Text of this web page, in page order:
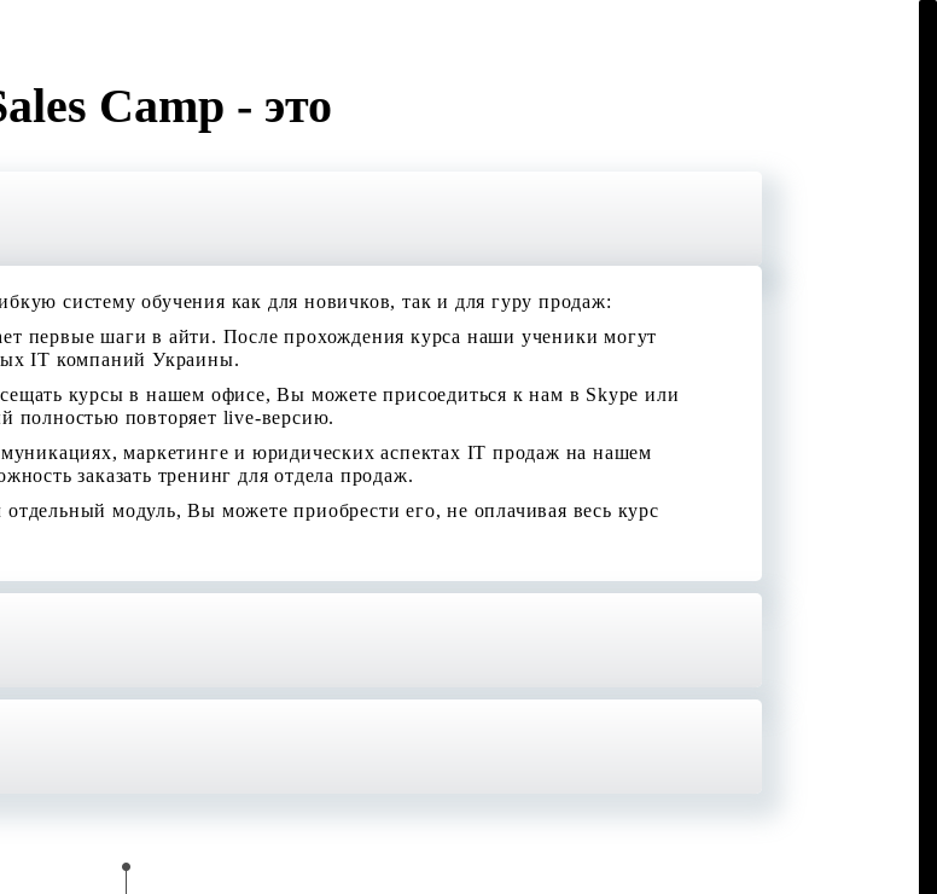
Программа и цены
Контакты
Camp - это
систему обучения как для новичков, так и для гуру продаж:
первые шаги в айти. После прохождения курса наши ученики могут
IT компаний Украины.
курсы в нашем офисе, Вы можете присоедиться к нам в Skype или
полностью повторяет live-версию.
маркетинге и юридических аспектах IT продаж на нашем
заказать тренинг для отдела продаж.
отдельный модуль, Вы можете приобрести его, не оплачивая весь курс